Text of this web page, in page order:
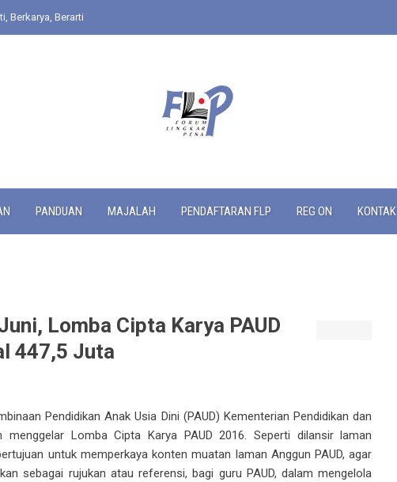
Berkarya, Berarti
PANDUAN MAJALAH PENDAFTARAN FLP REG ON KONTAK
Lomba Cipta Karya PAUD
447,5 Juta
Pendidikan Anak Usia Dini (PAUD) Kementerian Pendidikan dan
menggelar Lomba Cipta Karya PAUD 2016. Seperti dilansir laman
untuk memperkaya konten muatan laman Anggun PAUD, agar
sebagai rujukan atau referensi, bagi guru PAUD, dalam mengelola